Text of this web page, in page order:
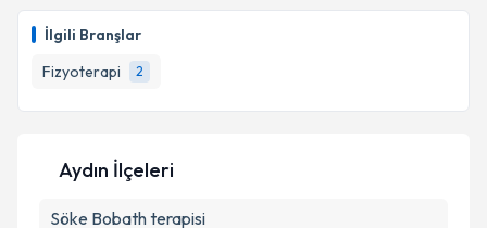
İlgili Branşlar
Fizyoterapi
2
hazırlandığında e-posta ile bilgilendireceğiz.
E-posta Adresiniz
Metni'ni okudum ve kişisel verilerimin belirtilen
Aydın İlçeleri
Söke Bobath terapisi